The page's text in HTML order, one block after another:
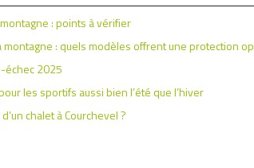
: points à vérifier
montagne : quels modèles offrent une protection
échec 2025
les sportifs aussi bien l’été que l’hiver
chalet à Courchevel ?